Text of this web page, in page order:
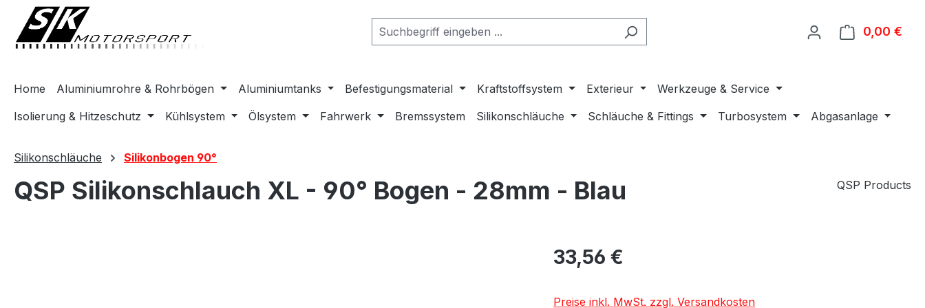
Zur Hauptnavigation springen
0,00 €
Home Aluminiumrohre & Rohrbögen Aluminiumtanks Befestigungsmaterial Kraftstoffsystem Exterieur
Werkzeuge & Service
Isolierung & Hitzeschutz
Kühlsystem Ölsystem Fahrwerk Bremssystem Silikonschläuche Schläuche & Fittings Turbosystem Abgasanlage
Silikonschläuche Silikonbogen 90°
QSP Silikonschlauch XL - 90° Bogen - 28mm - Blau QSP Products
33,56 €
Preise inkl. MwSt. zzgl. Versandkosten